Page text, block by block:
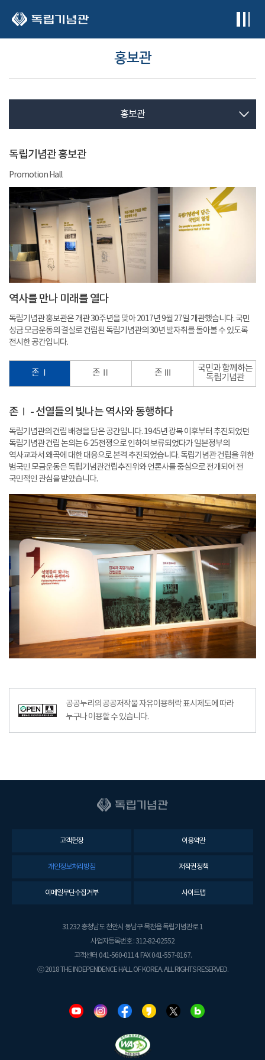
홍보관
홍보관
독립기념관 홍보관
Promotion Hall
역사를 만나 미래를 열다
독립기념관 홍보관은 개관 30주년을 맞아 2017년 9월 27일 개관했습니다. 국민
성금 모금운동의 결실로 건립된 독립기념관의 30년 발자취를 돌아볼 수 있도록
전시한 공간입니다.
존 Ⅰ 존 Ⅱ 존 Ⅲ
국민과 함께하는
독립기념관
존Ⅰ - 선열들의 빛나는 역사와 동행하다
독립기념관의 건립 배경을 담은 공간입니다. 1945년 광복 이후부터 추진되었던
독립기념관 건립 논의는 6·25전쟁으로 인하여 보류되었다가 일본정부의
역사교과서 왜곡에 대한 대응으로 본격 추진되었습니다. 독립기념관 건립을 위한
범국민 모금운동은 독립기념관건립추진위와 언론사를 중심으로 전개되어 전
국민적인 관심을 받았습니다.
공공누리의 공공저작물 자유이용허락 표시제도에 따라
누구나 이용할 수 있습니다.
고객헌장 이용약관
개인정보처리방침 저작권정책
이메일무단수집거부 사이트맵
31232 충청남도 천안시 동남구 목천읍 독립기념관로 1
사업자등록번호 : 312-82-02552
고객센터 041-560-0114. FAX 041-557-8167.
ⓒ 2018 THE INDEPENDENCE HALL OF KOREA. ALL RIGHTS RESERVED.